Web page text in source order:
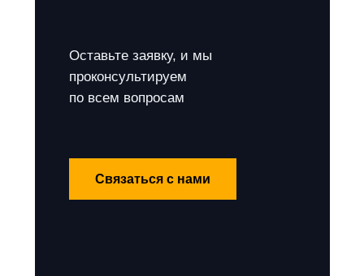
Оставьте заявку, и мы
проконсультируем
по всем вопросам
Связаться с нами